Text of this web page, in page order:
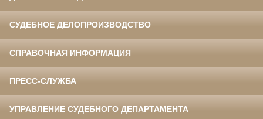
СУДЕБНОЕ ДЕЛОПРОИЗВОДСТВО
СПРАВОЧНАЯ ИНФОРМАЦИЯ
ПРЕСС-СЛУЖБА
УПРАВЛЕНИЕ СУДЕБНОГО ДЕПАРТАМЕНТА